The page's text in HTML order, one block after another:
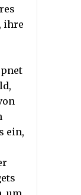
ihre
ein,